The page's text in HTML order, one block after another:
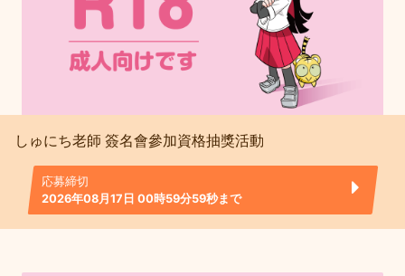
しゅにち老師 簽名會參加資格抽獎活動
応募締切
2026年08月17日 00時59分59秒まで